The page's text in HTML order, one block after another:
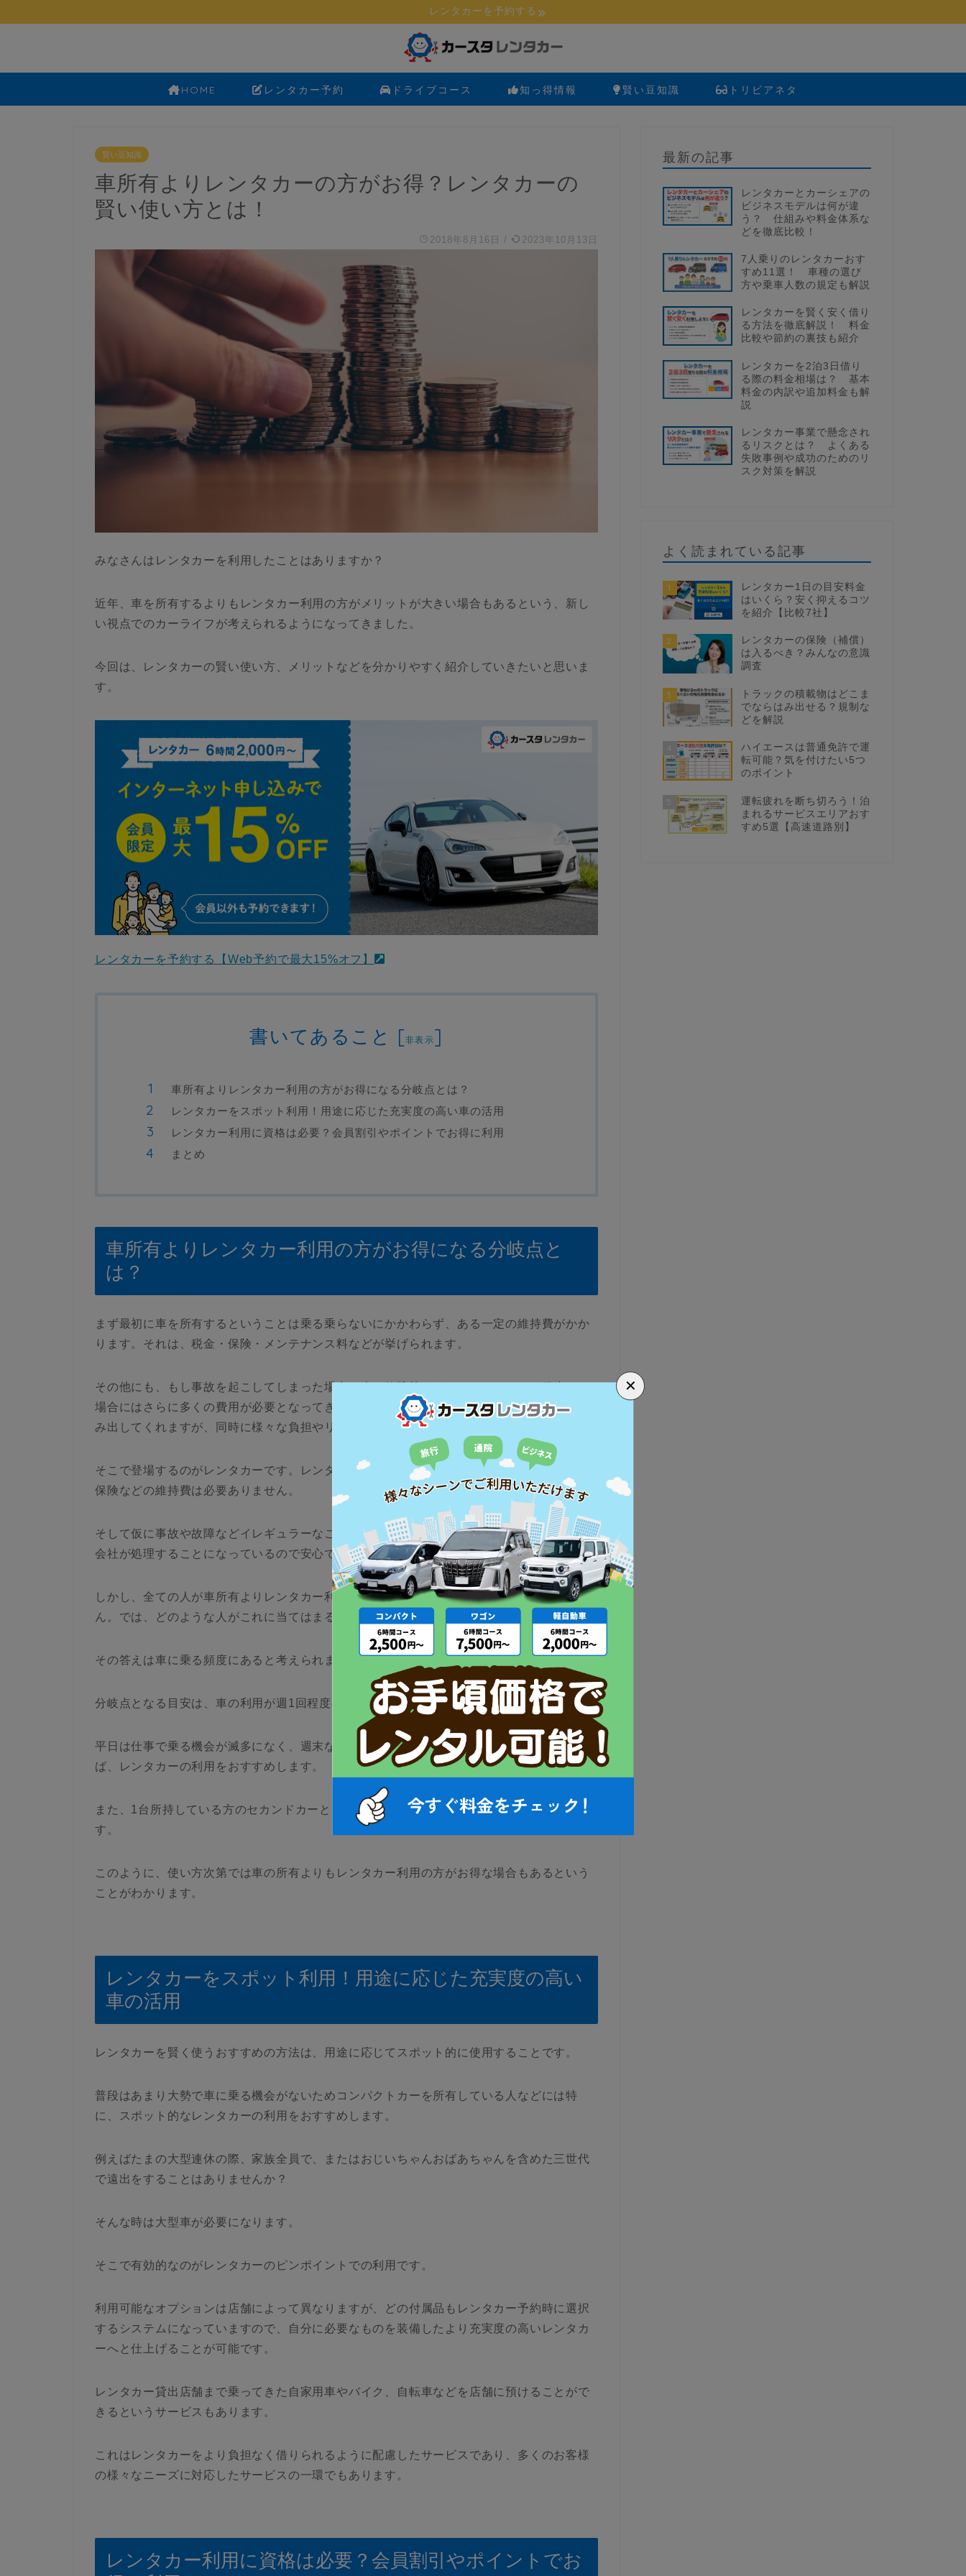
レンタカーを予約する
HOME レンタカー予約 ドライブコース 知っ得情報 賢い豆知識 トリビアネタ
賢い豆知識
車所有よりレンタカーの方がお得？レンタカーの
賢い使い方とは！
2018年8月16日 / 2023年10月13日
みなさんはレンタカーを利用したことはありますか？
近年、車を所有するよりもレンタカー利用の方がメリットが大きい場合もあるという、新し
い視点でのカーライフが考えられるようになってきました。
今回は、レンタカーの賢い使い方、メリットなどを分かりやすく紹介していきたいと思いま
す。
レンタカーを予約する【Web予約で最大15%オフ】
書いてあること [非表示]
車所有よりレンタカー利用の方がお得になる分岐点とは？
レンタカーをスポット利用！用途に応じた充実度の高い車の活用
レンタカー利用に資格は必要？会員割引やポイントでお得に利用
まとめ
車所有よりレンタカー利用の方がお得になる分岐点と
は？
まず最初に車を所有するということは乗る乗らないにかかわらず、ある一定の維持費がかか
ります。それは、税金・保険・メンテナンス料などが挙げられます。
その他にも、もし事故を起こしてしまった場合や車の故障等などのアクシデントが発生した
場合にはさらに多くの費用が必要となってきます。車は私たちの生活に豊かさや利便性を生
み出してくれますが、同時に様々な負担やリスクを背負うことにもなります。
そこで登場するのがレンタカーです。レンタカーを利用する場合であれば、先ほどの税金や
保険などの維持費は必要ありません。
そして仮に事故や故障などイレギュラーなことが起こってしまった場合も、主にレンタカー
会社が処理することになっているので安心です。
しかし、全ての人が車所有よりレンタカー利用の方がメリットがあるという訳ではありませ
ん。では、どのような人がこれに当てはまるのでしょうか？
その答えは車に乗る頻度にあると考えられます。
分岐点となる目安は、車の利用が週1回程度の頻度の場合です。
平日は仕事で乗る機会が滅多になく、週末など遠出する際にしか車を利用しない方であれ
ば、レンタカーの利用をおすすめします。
また、1台所持している方のセカンドカーとしてレンタカーを上手に利用する方法もありま
す。
このように、使い方次第では車の所有よりもレンタカー利用の方がお得な場合もあるという
ことがわかります。
レンタカーをスポット利用！用途に応じた充実度の高い
車の活用
レンタカーを賢く使うおすすめの方法は、用途に応じてスポット的に使用することです。
普段はあまり大勢で車に乗る機会がないためコンパクトカーを所有している人などには特
に、スポット的なレンタカーの利用をおすすめします。
例えばたまの大型連休の際、家族全員で、またはおじいちゃんおばあちゃんを含めた三世代
で遠出をすることはありませんか？
そんな時は大型車が必要になります。
そこで有効的なのがレンタカーのピンポイントでの利用です。
利用可能なオプションは店舗によって異なりますが、どの付属品もレンタカー予約時に選択
するシステムになっていますので、自分に必要なものを装備したより充実度の高いレンタカ
ーへと仕上げることが可能です。
レンタカー貸出店舗まで乗ってきた自家用車やバイク、自転車などを店舗に預けることがで
きるというサービスもあります。
これはレンタカーをより負担なく借りられるように配慮したサービスであり、多くのお客様
の様々なニーズに対応したサービスの一環でもあります。
レンタカー利用に資格は必要？会員割引やポイントでお
✕
最新の記事
レンタカーとカーシェアの
ビジネスモデルは何が違
う？ 仕組みや料金体系な
どを徹底比較！
7人乗りのレンタカーおす
すめ11選！ 車種の選び
方や乗車人数の規定も解説
レンタカーを賢く安く借り
る方法を徹底解説！ 料金
比較や節約の裏技も紹介
レンタカーを2泊3日借り
る際の料金相場は？ 基本
料金の内訳や追加料金も解
説
レンタカー事業で懸念され
るリスクとは？ よくある
失敗事例や成功のためのリ
スク対策を解説
よく読まれている記事
1
レンタカー1日の目安料金
はいくら？安く抑えるコツ
を紹介【比較7社】
2
レンタカーの保険（補償）
は入るべき？みんなの意識
調査
3
トラックの積載物はどこま
でならはみ出せる？規制な
どを解説
4
ハイエースは普通免許で運
転可能？気を付けたい5つ
のポイント
運転疲れを断ち切ろう！泊
まれるサービスエリアおす
すめ5選【高速道路別】